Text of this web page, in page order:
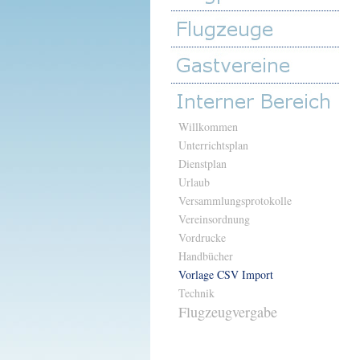
Willkommen
Unterrichtsplan
Dienstplan
Urlaub
Versammlungsprotokolle
Vereinsordnung
Vordrucke
Handbücher
Vorlage CSV Import
Technik
Flugzeugvergabe